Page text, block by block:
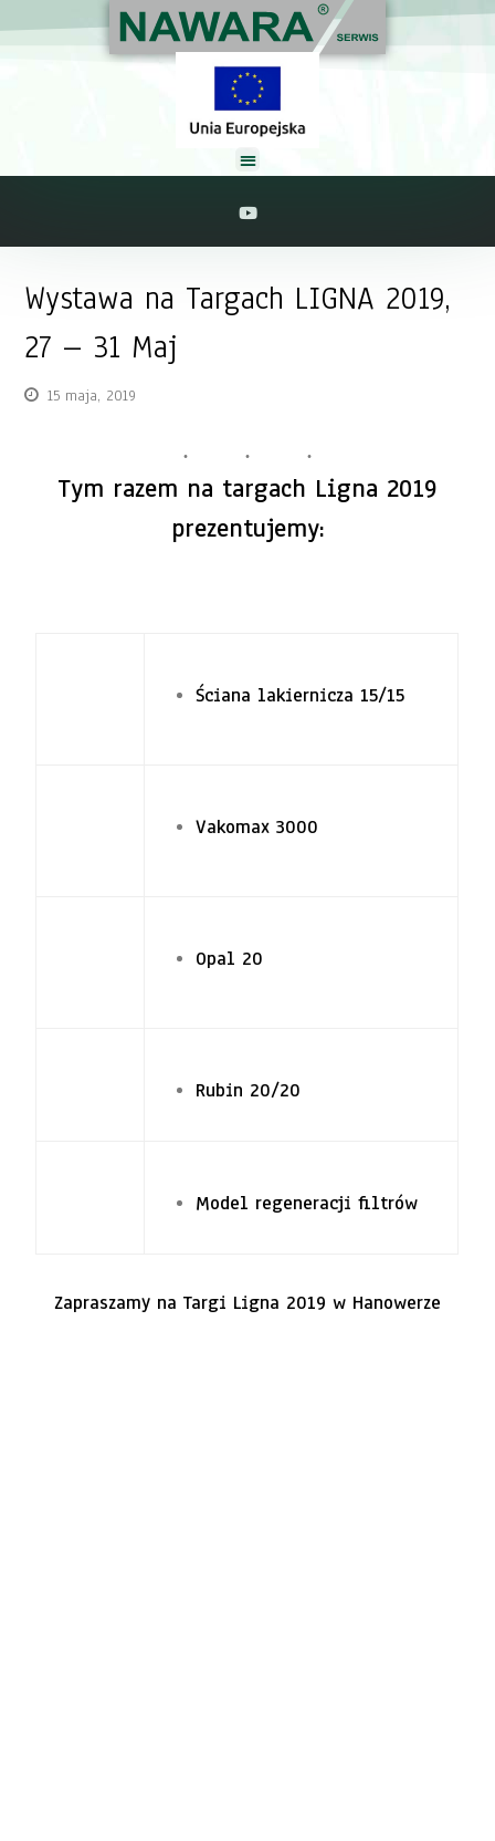
Wystawa na Targach LIGNA 2019,
27 – 31 Maj
15 maja, 2019
Tym razem na targach Ligna 2019
prezentujemy:
Ściana lakiernicza 15/15
Vakomax 3000
Opal 20
Rubin 20/20
Model regeneracji filtrów
Zapraszamy na Targi Ligna 2019 w Hanowerze